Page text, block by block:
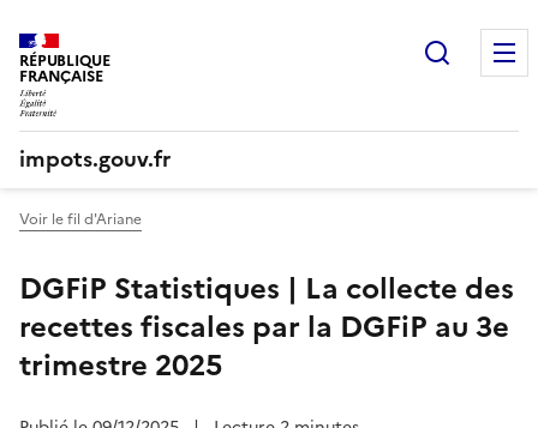
RÉPUBLIQUE
FRANÇAISE
impots.gouv.fr
Voir le fil d'Ariane
DGFiP Statistiques | La collecte des
recettes fiscales par la DGFiP au 3e
trimestre 2025